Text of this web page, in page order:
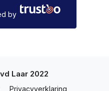
by
Laar 2022
Privacyverklaring